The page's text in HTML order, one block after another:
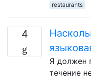
restaurants
4
Я должен
течение